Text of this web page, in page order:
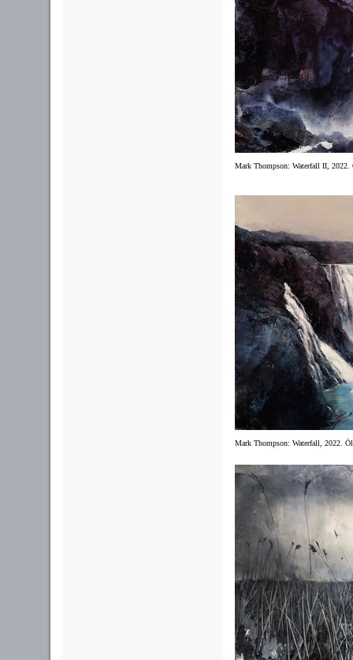
Mark Thompson: Waterfall II, 2022.
Mark Thompson: Waterfall, 2022.